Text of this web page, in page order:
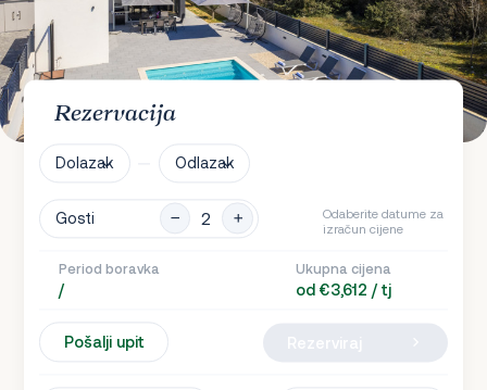
Rezervacija
Dolazak Odlazak
Gosti
Odaberite datume za
izračun cijene
Period boravka
/
Ukupna cijena
od €3,612 / tj
Pošalji upit